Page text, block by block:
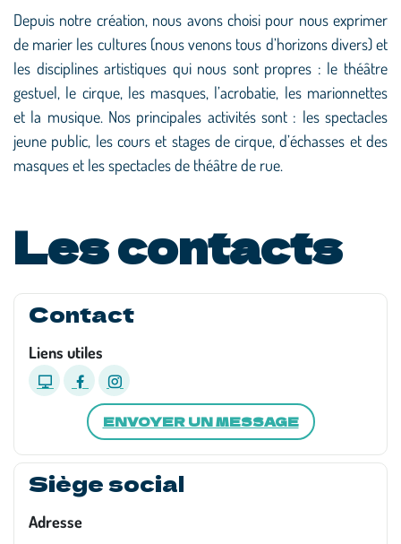
Depuis notre création, nous avons choisi pour nous exprimer
de marier les cultures (nous venons tous d’horizons divers) et
les disciplines artistiques qui nous sont propres : le théâtre
gestuel, le cirque, les masques, l’acrobatie, les marionnettes
et la musique. Nos principales activités sont : les spectacles
jeune public, les cours et stages de cirque, d’échasses et des
masques et les spectacles de théâtre de rue.
Les contacts
Contact
Liens utiles
ENVOYER UN MESSAGE
Siège social
Adresse